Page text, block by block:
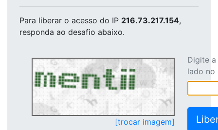
Para liberar o acesso do IP 216.73.217.154,
responda ao desafio abaixo.
[trocar imagem]
Digite
lado no